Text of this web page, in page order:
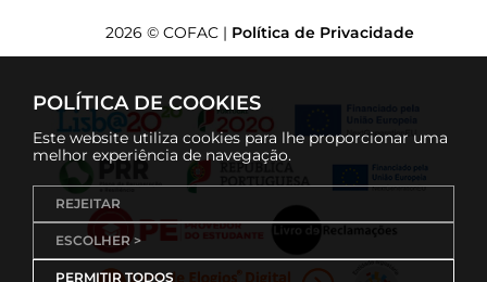
POLÍTICA DE COOKIES
Este website utiliza cookies para lhe proporcionar uma
melhor experiência de navegação.
REJEITAR
ESCOLHER >
PERMITIR TODOS
2026 © COFAC | Política de Privacidade